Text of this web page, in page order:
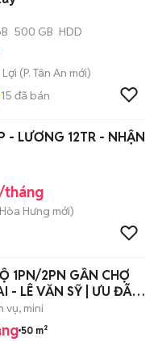
500 GB HDD
(P. Tân An mới)
15 đã bán
- LƯƠNG 12TR - NHẬN
tháng
Hòa Hưng mới)
1PN/2PN GẦN CHỢ
- LÊ VĂN SỸ | ƯU ĐÃI
vụ, mini
50 m²